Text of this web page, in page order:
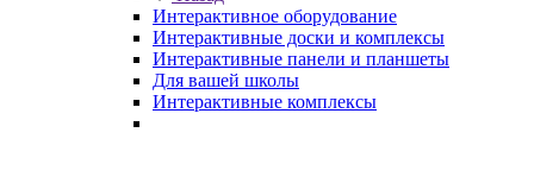
Интерактивное оборудование
Интерактивные доски и комплексы
Интерактивные панели и планшеты
Для вашей школы
Интерактивные комплексы